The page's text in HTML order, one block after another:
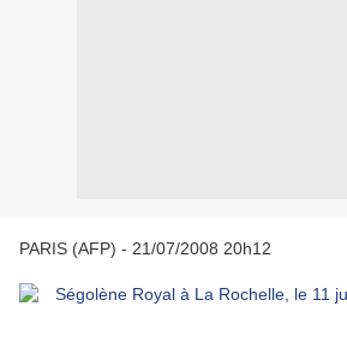
PARIS (AFP) - 21/07/2008 20h12